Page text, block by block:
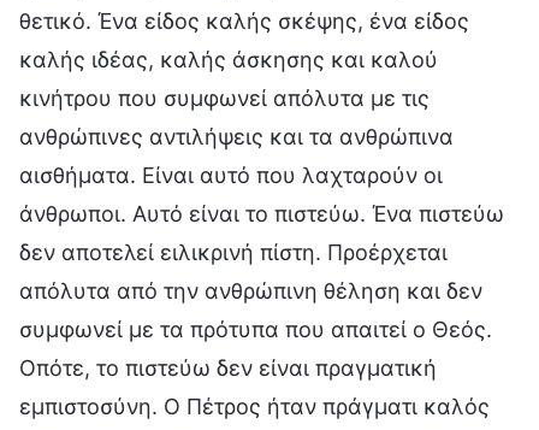
θετικό. Ένα είδος καλής σκέψης, ένα είδος
καλής ιδέας, καλής άσκησης και καλού
κινήτρου που συμφωνεί απόλυτα με τις
ανθρώπινες αντιλήψεις και τα ανθρώπινα
αισθήματα. Είναι αυτό που λαχταρούν οι
άνθρωποι. Αυτό είναι το πιστεύω. Ένα πιστεύω
δεν αποτελεί ειλικρινή πίστη. Προέρχεται
απόλυτα από την ανθρώπινη θέληση και δεν
συμφωνεί με τα πρότυπα που απαιτεί ο Θεός.
Οπότε, το πιστεύω δεν είναι πραγματική
εμπιστοσύνη. Ο Πέτρος ήταν πράγματι καλός